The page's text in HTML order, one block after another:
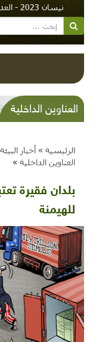
نيسان 2023 - العدد 153 (2023-04-01)
العناوين الداخلية
الرئيسية » أخبار
العناوين الداخلية »
بلدان فقيرة
للهيمنة